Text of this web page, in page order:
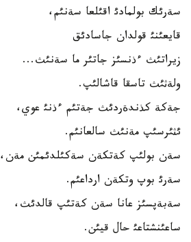
سةرئك بولمادئ اقئلعا سةنئم،
قايعئنئ قولدان جاسادئق
زيراتئث ءذنسئز جاتئر ما سةنئث...
ولةثئث تاسقا قاشالئپ.
جةكة كذندةردئث جةتئم ءذنئ عوي،
ئثئرسئپ مةنئث سالعانئم.
سةن بولئپ كةتكةن سةكئلدئمئن مةن،
سةرئ بوپ وتكةن ارداعئم.
سةبةپسئز عانا سةن كةتئپ قالدئث،
ساعئنشتاعئ حال قيئن.